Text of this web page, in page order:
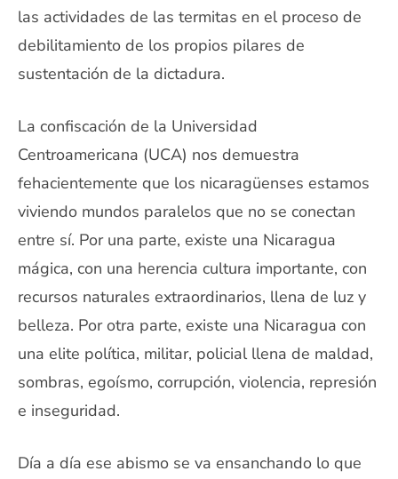
las actividades de las termitas en el proceso de
debilitamiento de los propios pilares de
sustentación de la dictadura.
La confiscación de la Universidad
Centroamericana (UCA) nos demuestra
fehacientemente que los nicaragüenses estamos
viviendo mundos paralelos que no se conectan
entre sí. Por una parte, existe una Nicaragua
mágica, con una herencia cultura importante, con
recursos naturales extraordinarios, llena de luz y
belleza. Por otra parte, existe una Nicaragua con
una elite política, militar, policial llena de maldad,
sombras, egoísmo, corrupción, violencia, represión
e inseguridad.
Día a día ese abismo se va ensanchando lo que